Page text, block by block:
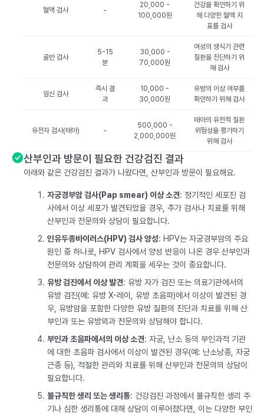
혈액 검사 -
20,000 -
100,000원
건강을 확인하기 위
해 다양한 혈액 지
표를 검사
골반 검사
5-15
분
30,000 -
70,000원
여성의 생식기 관련
질환을 진단하기 위
해 검사
임신 검사
즉시 결
과
10,000 -
30,000원
유방의 이상 여부를
확인하기 위해 검사
유전자 검사(태아) -
500,000 -
2,000,000원
태아의 유전적 질환
위험성을 평가하기
위해 검사
산부인과 방문이 필요한 건강검진 결과
아래와 같은 건강검진 결과가 나왔다면, 산부인과 방문이 필요해요.
자궁경부암 검사(Pap smear) 이상 소견: 정기적인 세포진 검
사에서 이상 세포가 발견되었을 경우, 추가 검사나 치료를 위해
산부인과 전문의와 상담이 필요합니다.
인유두종바이러스(HPV) 검사 양성: HPV는 자궁경부암의 주요
원인 중 하나로, HPV 검사에서 양성 반응이 나온 경우 산부인과
전문의와 상담하여 관리 계획을 세우는 것이 중요합니다.
유방 검진에서 이상 발견: 유방 자가 검진 또는 의료기관에서의
유방 검진(예: 유방 X-레이, 유방 초음파)에서 이상이 발견된 경
우, 유방암을 포함한 다양한 유방 질환의 진단과 치료를 위해 산
부인과 또는 유방외과 전문의와 상담해야 합니다.
부인과 초음파에서의 이상 소견: 자궁, 난소 등의 부인과적 기관
에 대한 초음파 검사에서 이상이 발견된 경우(예: 난소낭종, 자궁
근종 등), 적절한 관리와 치료를 위해 산부인과 전문의의 상담이
필요합니다.
불규칙한 생리 또는 생리통: 건강검진 과정에서 불규칙한 생리 주
기나 심한 생리통에 대해 상담이 이루어졌다면, 이는 다양한 부인